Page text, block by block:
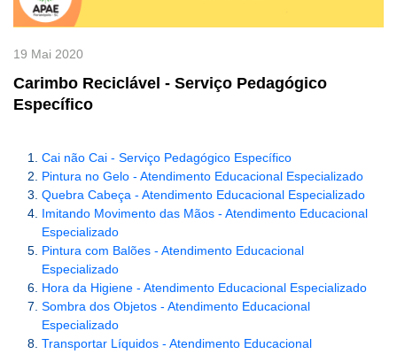
Carimbo Reciclável - Serviço Pedagógico
Específico
19 Mai 2020
Cai não Cai - Serviço Pedagógico Específico
Pintura no Gelo - Atendimento Educacional Especializado
Quebra Cabeça - Atendimento Educacional Especializado
Imitando Movimento das Mãos - Atendimento Educacional
Especializado
Pintura com Balões - Atendimento Educacional
Especializado
Hora da Higiene - Atendimento Educacional Especializado
Sombra dos Objetos - Atendimento Educacional
Especializado
Transportar Líquidos - Atendimento Educacional